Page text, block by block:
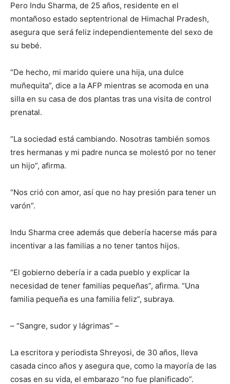
Pero Indu Sharma, de 25 años, residente en el
montañoso estado septentrional de Himachal Pradesh,
asegura que será feliz independientemente del sexo de
su bebé.
“De hecho, mi marido quiere una hija, una dulce
muñequita”, dice a la AFP mientras se acomoda en una
silla en su casa de dos plantas tras una visita de control
prenatal.
“La sociedad está cambiando. Nosotras también somos
tres hermanas y mi padre nunca se molestó por no tener
un hijo”, afirma.
“Nos crió con amor, así que no hay presión para tener un
varón”.
Indu Sharma cree además que debería hacerse más para
incentivar a las familias a no tener tantos hijos.
“El gobierno debería ir a cada pueblo y explicar la
necesidad de tener familias pequeñas”, afirma. “Una
familia pequeña es una familia feliz”, subraya.
– “Sangre, sudor y lágrimas” –
La escritora y periodista Shreyosi, de 30 años, lleva
casada cinco años y asegura que, como la mayoría de las
cosas en su vida, el embarazo “no fue planificado”.